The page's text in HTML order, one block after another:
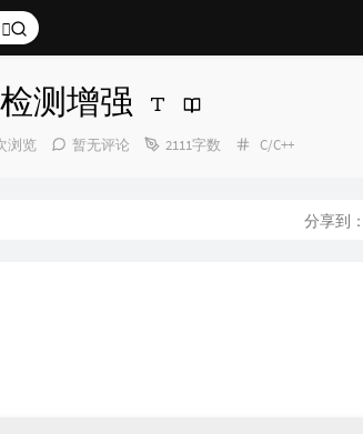
检测增强
浏览 暂无评论 2111字数
分
C/C++
分享到